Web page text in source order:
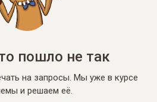
пошло не так
на запросы. Мы уже в курсе
и решаем её.